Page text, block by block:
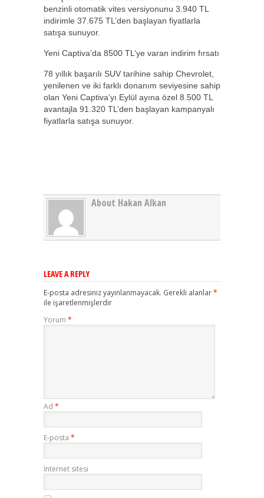
benzinli otomatik vites versiyonunu 3.940 TL
indirimle 37.675 TL’den başlayan fiyatlarla
satışa sunuyor.
Yeni Captiva’da 8500 TL’ye varan indirim fırsatı
78 yıllık başarılı SUV tarihine sahip Chevrolet,
yenilenen ve iki farklı donanım seviyesine sahip
olan Yeni Captiva’yı Eylül ayına özel 8.500 TL
avantajla 91.320 TL’den başlayan kampanyalı
fiyatlarla satışa sunuyor.
About Hakan Alkan
LEAVE A REPLY
E-posta adresiniz yayınlanmayacak. Gerekli alanlar*
ile işaretlenmişlerdir
Yorum *
Ad *
E-posta *
İnternet sitesi